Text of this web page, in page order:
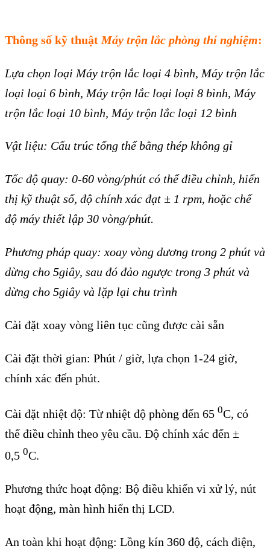
Thông số kỹ thuật Máy trộn lắc phòng thí nghiệm:
Lựa chọn loại Máy trộn lắc loại 4 bình, Máy trộn lắc
loại loại 6 bình, Máy trộn lắc loại loại 8 bình, Máy
trộn lắc loại 10 bình, Máy trộn lắc loại 12 bình
Vật liệu: Cấu trúc tổng thể bằng thép không gỉ
Tốc độ quay: 0-60 vòng/phút có thể điều chỉnh, hiển
thị kỹ thuật số, độ chính xác đạt ± 1 rpm, hoặc chế
độ máy thiết lập 30 vòng/phút.
Phương pháp quay: xoay vòng dương trong 2 phút và
dừng cho 5giây, sau đó đảo ngược trong 3 phút và
dừng cho 5giây và lặp lại chu trình
Cài đặt xoay vòng liên tục cũng được cài sẵn
Cài đặt thời gian: Phút / giờ, lựa chọn 1-24 giờ,
chính xác đến phút.
Cài đặt nhiệt độ: Từ nhiệt độ phòng đến 65 0C, có
thể điều chỉnh theo yêu cầu. Độ chính xác đến ±
0,5 0C.
Phương thức hoạt động: Bộ điều khiển vi xử lý, nút
hoạt động, màn hình hiển thị LCD.
An toàn khi hoạt động: Lồng kín 360 độ, cách điện,